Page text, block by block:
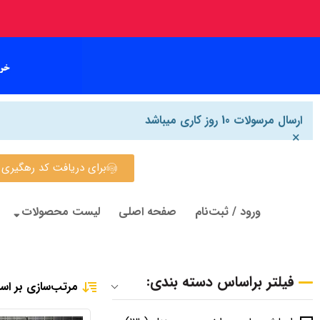
ارسال مرسولات 10 روز کاری میباشد
×
برای دریافت کد رهگیری روی
ورود / ثبت‌نام صفحه اصلی لیست محصولات
فیلتر براساس دسته بندی: مرتب‌سازی بر